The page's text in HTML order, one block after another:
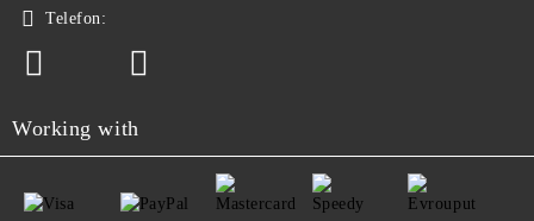
Telefon:
Working with